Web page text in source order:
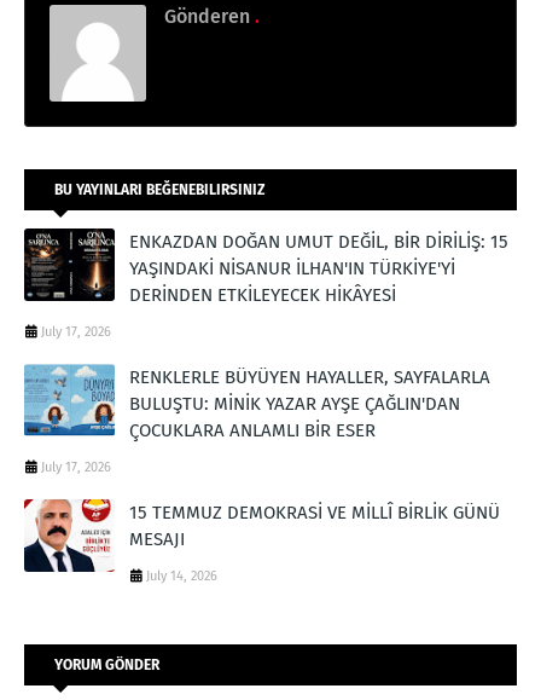
Gönderen .
BU YAYINLARI BEĞENEBILIRSINIZ
ENKAZDAN DOĞAN UMUT DEĞİL, BİR DİRİLİŞ: 15
YAŞINDAKİ NİSANUR İLHAN'IN TÜRKİYE'Yİ
DERİNDEN ETKİLEYECEK HİKÂYESİ
July 17, 2026
RENKLERLE BÜYÜYEN HAYALLER, SAYFALARLA
BULUŞTU: MİNİK YAZAR AYŞE ÇAĞLIN'DAN
ÇOCUKLARA ANLAMLI BİR ESER
July 17, 2026
15 TEMMUZ DEMOKRASİ VE MİLLÎ BİRLİK GÜNÜ
MESAJI
July 14, 2026
YORUM GÖNDER